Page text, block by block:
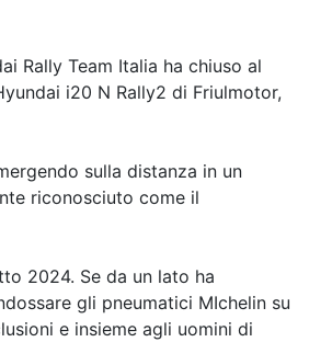
Rally Team Italia ha chiuso al
i20 N Rally2 di Friulmotor,
sulla distanza in un
riconosciuto come il
2024. Se da un lato ha
gli pneumatici MIchelin su
e insieme agli uomini di